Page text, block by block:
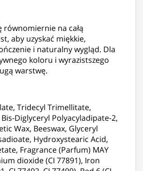
równomiernie na całą
aby uzyskać miękkie,
i naturalny wygląd. Dla
koloru i wyrazistszego
warstwę.
Tridecyl Trimellitate,
Diglyceryl Polyacyladipate-2,
Wax, Beeswax, Glyceryl
Hydroxystearic Acid,
Fragrance (Parfum) MAY
dioxide (CI 77891), Iron